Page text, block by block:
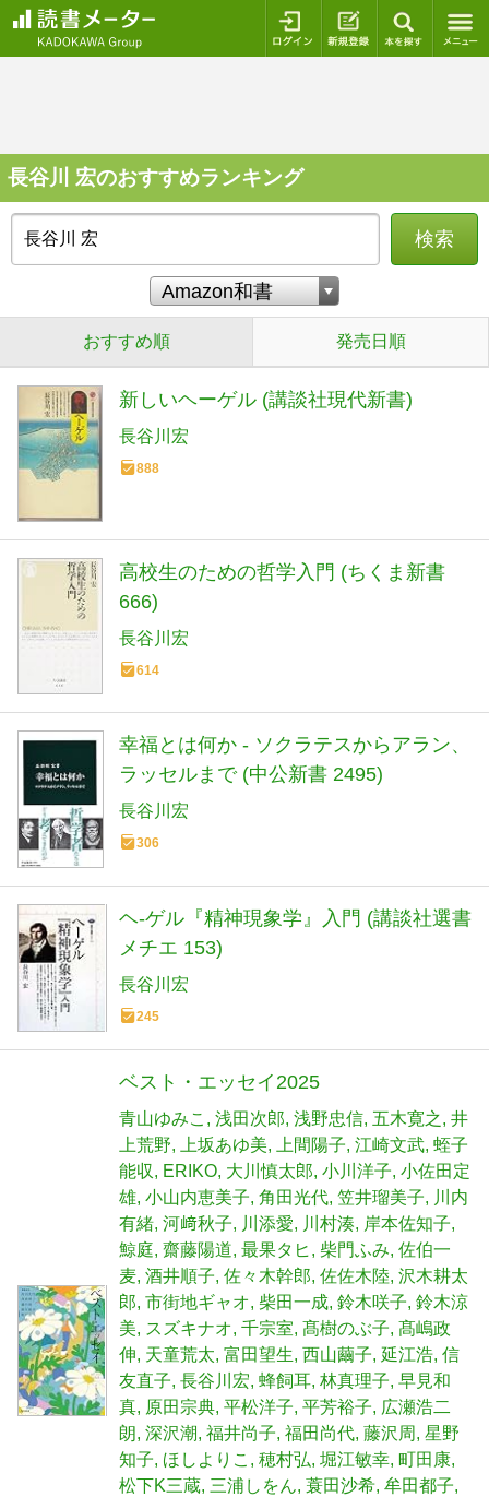
ログイン 新規登録
長谷川 宏のおすすめランキング
検索
おすすめ順 発売日順
新しいヘーゲル (講談社現代新書)
長谷川宏
888
高校生のための哲学入門 (ちくま新書
666)
長谷川宏
614
幸福とは何か - ソクラテスからアラン、
ラッセルまで (中公新書 2495)
長谷川宏
306
ヘ-ゲル『精神現象学』入門 (講談社選書
メチエ 153)
長谷川宏
245
ベスト・エッセイ2025
青山ゆみこ 浅田次郎 浅野忠信 五木寛之 井
上荒野
上坂あゆ美 上間陽子 江崎文武 蛭子
能収
ERIKO 大川慎太郎 小川洋子 小佐田定
雄 小山内恵美子 角田光代 笠井瑠美子
川内
有緒 河﨑秋子 川添愛 川村湊
岸本佐知子
鯨庭 齋藤陽道 最果タヒ 柴門ふみ 佐伯一
麦 酒井順子 佐々木幹郎 佐佐木陸 沢木耕太
郎 市街地ギャオ 柴田一成 鈴木咲子 鈴木涼
美
スズキナオ 千宗室 髙樹のぶ子 髙嶋政
伸 天童荒太 富田望生 西山繭子 延江浩 信
友直子 長谷川宏 蜂飼耳 林真理子 早見和
真 原田宗典 平松洋子 平芳裕子
広瀬浩二
朗 深沢潮 福井尚子 福田尚代 藤沢周
星野
知子 ほしよりこ 穂村弘 堀江敏幸 町田康
松下K三蔵 三浦しをん 蓑田沙希 牟田都子